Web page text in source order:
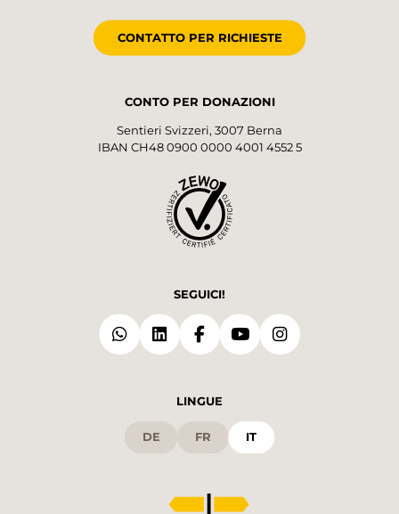
CONTATTO PER RICHIESTE
CONTO PER DONAZIONI
Sentieri Svizzeri, 3007 Berna
IBAN CH48 0900 0000 4001 4552 5
SEGUICI!
LINGUE
DE FR IT